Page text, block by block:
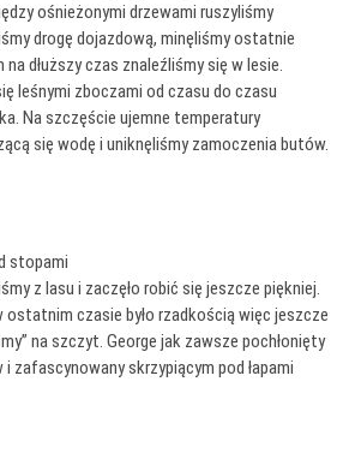
ośnieżonymi drzewami ruszyliśmy
drogę dojazdową, minęliśmy ostatnie
dłuższy czas znaleźliśmy się w lesie.
leśnymi zboczami od czasu do czasu
Na szczęście ujemne temperatury
się wodę i uniknęliśmy zamoczenia butów.
stopami
z lasu i zaczęło robić się jeszcze piękniej.
ostatnim czasie było rzadkością więc jeszcze
na szczyt. George jak zawsze pochłonięty
i zafascynowany skrzypiącym pod łapami